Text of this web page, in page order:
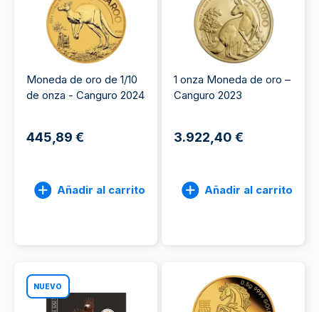
Moneda de oro de 1/10
de onza - Canguro 2024
445,89 €
Añadir al carrito
1 onza Moneda de oro –
Canguro 2023
3.922,40 €
Añadir al carrito
NUEVO